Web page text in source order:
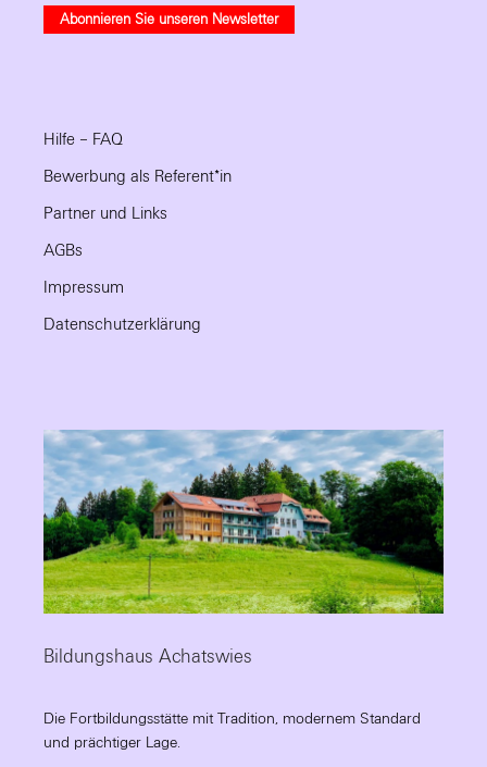
Abonnieren Sie unseren Newsletter
Hilfe – FAQ
Bewerbung als Referent*in
Partner und Links
AGBs
Impressum
Datenschutzerklärung
Bildungshaus Achatswies
Die Fortbildungsstätte mit Tradition, modernem Standard
und prächtiger Lage.